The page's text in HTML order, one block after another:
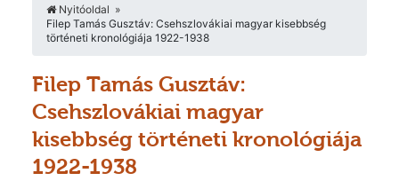
Nyitóoldal
Filep Tamás Gusztáv: Csehszlovákiai magyar kisebbség
történeti kronológiája 1922-1938
Filep Tamás Gusztáv:
Csehszlovákiai magyar
kisebbség történeti kronológiája
1922-1938